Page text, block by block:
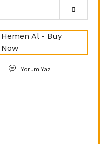
Hemen Al - Buy
Now
Yorum Yaz